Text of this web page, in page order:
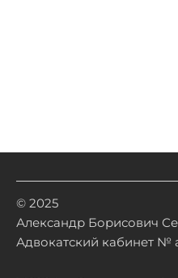
© 2025
Александр Борисович
Адвокатский кабинет №